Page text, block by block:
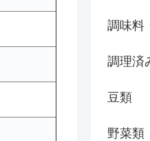
調味料
調理済
豆類
野菜類